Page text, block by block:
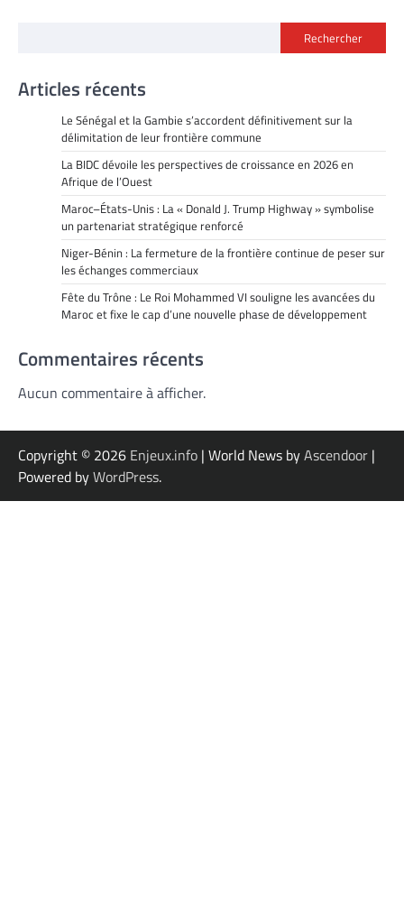
Rechercher
Articles récents
Le Sénégal et la Gambie s’accordent définitivement sur la
délimitation de leur frontière commune
La BIDC dévoile les perspectives de croissance en 2026 en
Afrique de l’Ouest
Maroc–États-Unis : La « Donald J. Trump Highway » symbolise
un partenariat stratégique renforcé
Niger-Bénin : La fermeture de la frontière continue de peser sur
les échanges commerciaux
Fête du Trône : Le Roi Mohammed VI souligne les avancées du
Maroc et fixe le cap d’une nouvelle phase de développement
Commentaires récents
Aucun commentaire à afficher.
Copyright © 2026 Enjeux.info | World News byAscendoor |
Powered byWordPress.